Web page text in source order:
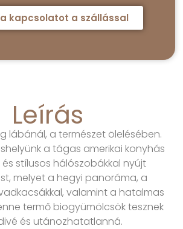
a kapcsolatot a szállással
Leírás
lábánál, a természet ölelésében.
a tágas amerikai konyhás
stílusos hálószobákkal nyújt
melyet a hegyi panoráma, a
valamint a hatalmas
termő biogyümölcsök tesznek
és utánozhatatlanná.